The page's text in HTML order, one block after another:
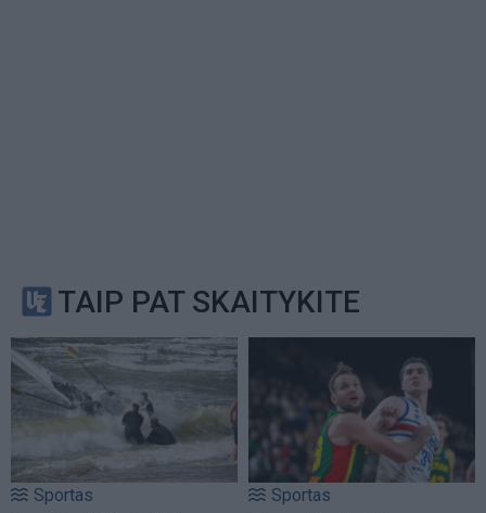
TAIP PAT SKAITYKITE
Sportas Sportas